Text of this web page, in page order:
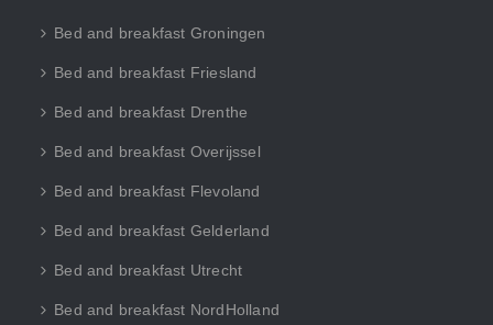
Bed and breakfast Groningen
Bed and breakfast Friesland
Bed and breakfast Drenthe
Bed and breakfast Overijssel
Bed and breakfast Flevoland
Bed and breakfast Gelderland
Bed and breakfast Utrecht
Bed and breakfast NordHolland